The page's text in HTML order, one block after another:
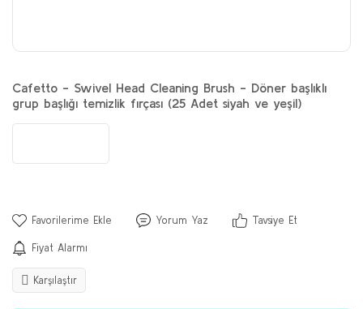
Cafetto - Swivel Head Cleaning Brush - Döner başlıklı
grup başlığı temizlik fırçası (25 Adet siyah ve yeşil)
Yorum Yaz Tavsiye Et
Fiyat Alarmı
Karşılaştır